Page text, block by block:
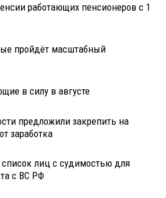
работающих пенсионеров с 1
пройдёт масштабный
в силу в августе
предложили закрепить на
заработка
лиц с судимостью для
с ВС РФ